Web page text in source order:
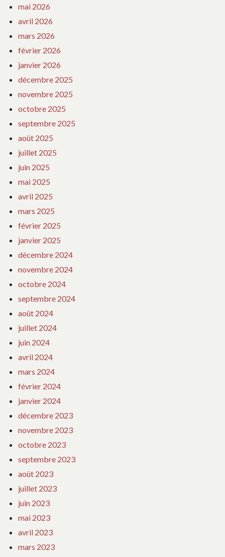
mai 2026
avril 2026
mars 2026
février 2026
janvier 2026
décembre 2025
novembre 2025
octobre 2025
septembre 2025
août 2025
juillet 2025
juin 2025
mai 2025
avril 2025
mars 2025
février 2025
janvier 2025
décembre 2024
novembre 2024
octobre 2024
septembre 2024
août 2024
juillet 2024
juin 2024
avril 2024
mars 2024
février 2024
janvier 2024
décembre 2023
novembre 2023
octobre 2023
septembre 2023
août 2023
juillet 2023
juin 2023
mai 2023
avril 2023
mars 2023